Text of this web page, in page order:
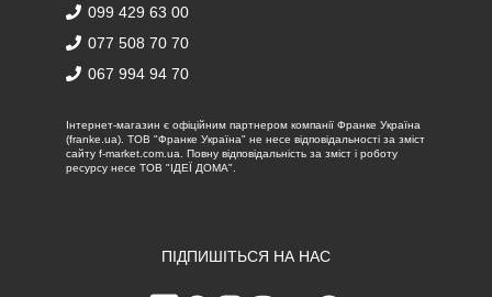
099 429 63 00
077 508 70 70
067 994 94 70
Iнтернет-магазин є офіційним партнером компанії Франке Україна
(franke.ua). ТОВ "Франке Україна" не несе відповідальності за зміст
сайту f-market.com.ua. Повну відповідальність за зміст і роботу
ресурсу несе ТОВ "ІДЕЇ ДОМА".
ПІДПИШІТЬСЯ НА НАС